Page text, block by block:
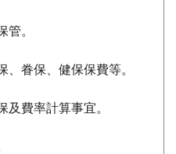
管。
、眷保、健保保費等。
及費率計算事宜。